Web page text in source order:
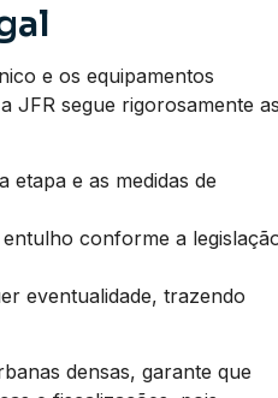
e os equipamentos
JFR segue rigorosamente
etapa e as medidas de
conforme a
eventualidade, trazendo
densas, garante que